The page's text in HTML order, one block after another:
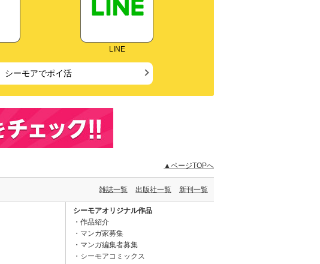
LINE
シーモアでポイ活
▲ページTOPへ
雑誌一覧 出版社一覧 新刊一覧
シーモアオリジナル作品
作品紹介
マンガ家募集
マンガ編集者募集
シーモアコミックス